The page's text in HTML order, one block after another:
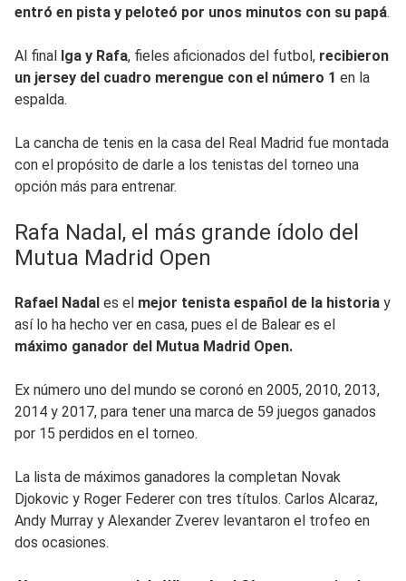
entró en pista y peloteó por unos minutos con su papá.
Al final Iga y Rafa, fieles aficionados del futbol, recibieron
un jersey del cuadro merengue con el número 1 en la
espalda.
La cancha de tenis en la casa del Real Madrid fue montada
con el propósito de darle a los tenistas del torneo una
opción más para entrenar.
Rafa Nadal, el más grande ídolo del
Mutua Madrid Open
Rafael Nadal es el mejor tenista español de la historia y
así lo ha hecho ver en casa, pues el de Balear es el
máximo ganador del Mutua Madrid Open.
Ex número uno del mundo se coronó en 2005, 2010, 2013,
2014 y 2017, para tener una marca de 59 juegos ganados
por 15 perdidos en el torneo.
La lista de máximos ganadores la completan Novak
Djokovic y Roger Federer con tres títulos. Carlos Alcaraz,
Andy Murray y Alexander Zverev levantaron el trofeo en
dos ocasiones.